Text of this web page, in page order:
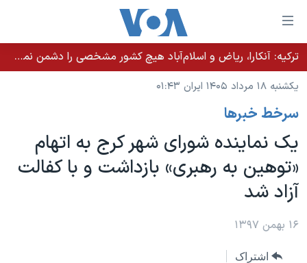
لینکهای
قابل
دسترسی
جهش
محتوای
اصلی
جهش
به
صفحه
جهش
خانه
نسخه سبک وب‌سایت
موضوع ها
ایران
آمریکا
جهان
ورزشی
برنامه های تلویزیونی
جدول برنامه ها
صفحه‌های ویژه
جام جهانی ۲۰۲۶
فرکانس‌های صدای آمریکا
پخش رادیویی
ترکیه: آنکارا، ریاض و اسلام‌آباد هیچ کشور مشخصی را دشمن نمی‌دانند مگر اینکه آن کشور اقدام خصمانه‌ای انجام دهد
یکشنبه ۱۸ مرداد ۱۴۰۵ ایران ۰۱:۴۳
سرخط خبرها
یک نماینده شورای شهر کرج به اتهام
«توهین به رهبری» بازداشت و با کفالت
آزاد شد
۱۶ بهمن ۱۳۹۷
اشتراک